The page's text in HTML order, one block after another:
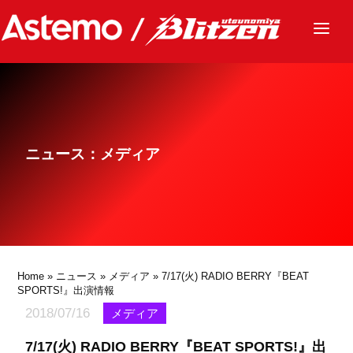
ニュース
グッズ
ニュース：メディア
Home » ニュース » メディア » 7/17(火) RADIO BERRY『BEAT
SPORTS!』出演情報
2018/07/16 メディア
7/17(火) RADIO BERRY『BEAT SPORTS!』出